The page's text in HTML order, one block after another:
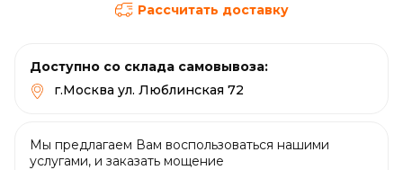
Рассчитать доставку
Доступно со склада самовывоза:
г.Москва ул. Люблинская 72
Мы предлагаем Вам воспользоваться нашими
услугами, и заказать мощение